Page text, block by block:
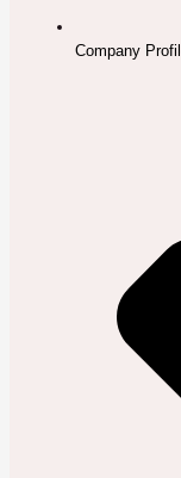
Company